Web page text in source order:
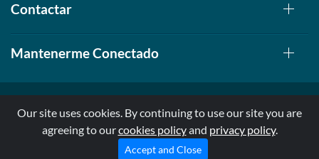
Contactar
Mantenerme Conectado
© 1999-2026, AllStarHealth.com | All Rights Reserved
* Estas declaraciones no han sido evaluadas por la FDA
Our site uses cookies. By continuing to use our site you are
agreeing to ourcookies policyand privacy policy.
Accept and Close